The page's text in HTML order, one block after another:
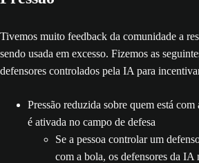
Tivemos muito feedback da comunidade a
sendo usada em excesso. Fizemos as
defensores controlados pela IA para
Pressão reduzida sobre quem está
é ativada no campo de defesa
Se a pessoa controlar um
com a bola, os defensores da IA